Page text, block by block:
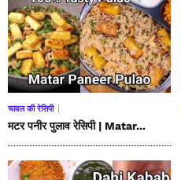
चावल की रेसिपी
मटर पनीर पुलाव रेसिपी | Matar...